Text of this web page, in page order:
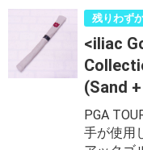
残りわず
<iliac
(Sand
PGA
手が使用